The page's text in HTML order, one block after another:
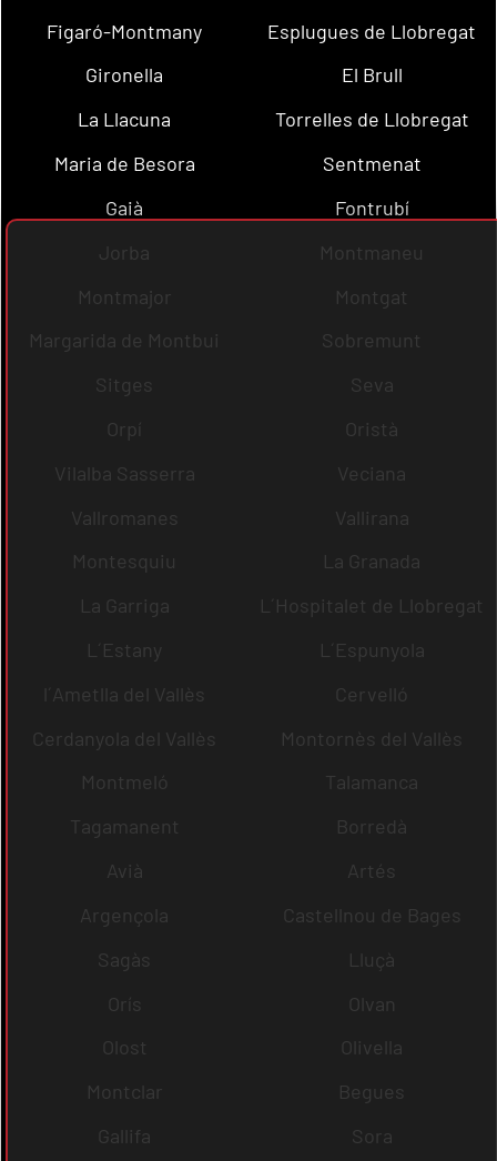
Figaró-Montmany
Esplugues de Llobregat
Gironella
El Brull
La Llacuna
Torrelles de Llobregat
Maria de Besora
Sentmenat
Gaià
Fontrubí
Jorba
Montmaneu
Montmajor
Montgat
Margarida de Montbui
Sobremunt
Sitges
Seva
Orpí
Oristà
Vilalba Sasserra
Veciana
Vallromanes
Vallirana
Montesquiu
La Granada
La Garriga
L´Hospitalet de Llobregat
L´Estany
L´Espunyola
l´Ametlla del Vallès
Cervelló
Cerdanyola del Vallès
Montornès del Vallès
Montmeló
Talamanca
Tagamanent
Borredà
Avià
Artés
Argençola
Castellnou de Bages
Sagàs
Lluçà
Orís
Olvan
Olost
Olivella
Montclar
Begues
Gallifa
Sora